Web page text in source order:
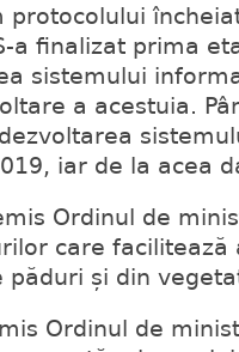
protocolului
a finalizat prima
sistemului
a acestuia.
iar de la acea
Ordinul de
care
păduri și din
Ordinul de